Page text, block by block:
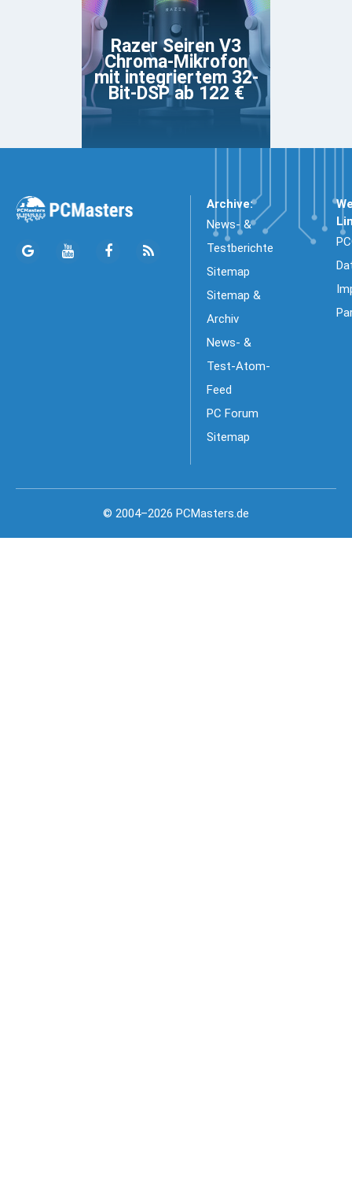
Razer Seiren V3
Chroma-Mikrofon
mit integriertem 32-
Bit-DSP ab 122 €
Archive:
News- &
Testberichte
Sitemap
Sitemap &
Archiv
News- &
Test-Atom-
Feed
PC Forum
Sitemap
© 2004–2026 PCMasters.de